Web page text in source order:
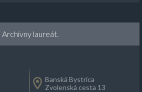
Archívny laureát.
Banská Bystrica
Zvolenská cesta 13